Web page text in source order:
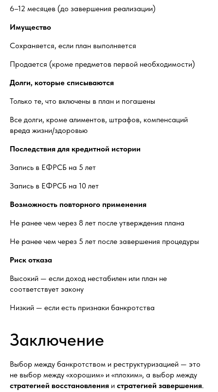
6–12 месяцев (до завершения реализации)
Имущество
Сохраняется, если план выполняется
Продается (кроме предметов первой необходимости)
Долги, которые списываются
Только те, что включены в план и погашены
Все долги, кроме алиментов, штрафов, компенсаций
вреда жизни/здоровью
Последствия для кредитной истории
Запись в ЕФРСБ на 5 лет
Запись в ЕФРСБ на 10 лет
Возможность повторного применения
Не ранее чем через 8 лет после утверждения плана
Не ранее чем через 5 лет после завершения процедуры
Риск отказа
Высокий — если доход нестабилен или план не
соответствует закону
Низкий — если есть признаки банкротства
Заключение
Выбор между банкротством и реструктуризацией — это
не выбор между «хорошим» и «плохим», а выбор между
стратегией восстановления и стратегией завершения.